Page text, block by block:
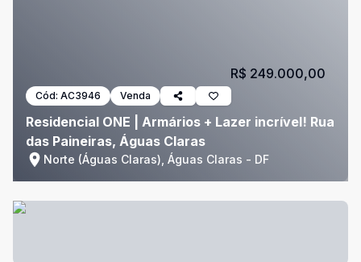
Cód: AC3946 Venda
Residencial ONE | Armários + Lazer incrível! Rua
das Paineiras, Águas Claras
Norte (Águas Claras), Águas Claras - DF
R$ 249.000,00